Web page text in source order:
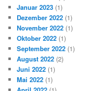
Januar 2023 (1)
Dezember 2022 (1)
November 2022 (1)
Oktober 2022 (1)
September 2022 (1)
August 2022 (2)
Juni 2022 (1)
Mai 2022 (1)